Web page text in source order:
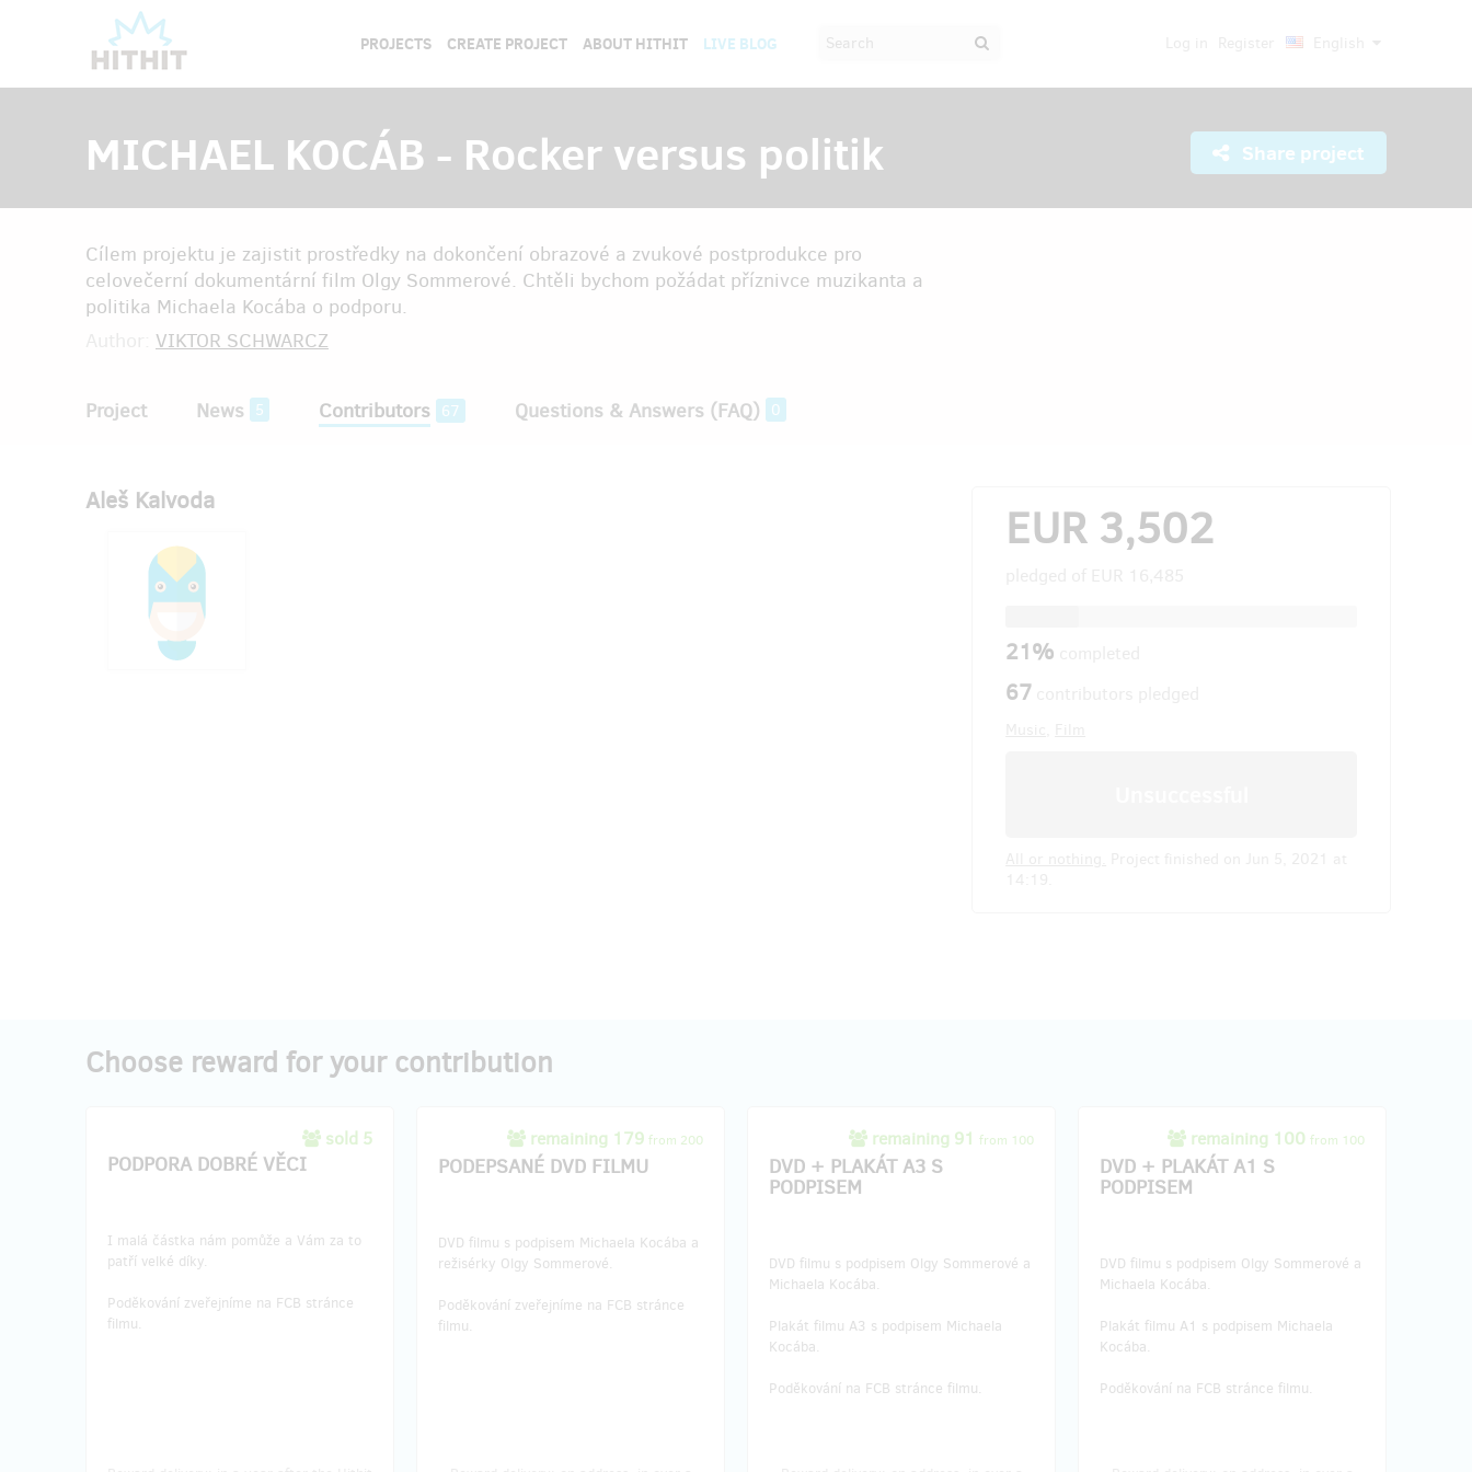
PROJECTS CREATE PROJECT ABOUT HITHIT LIVE BLOG
MICHAEL KOCÁB - Rocker versus politik Share project
Cílem projektu je zajistit prostředky na dokončení obrazové a zvukové postprodukce pro
celovečerní dokumentární film Olgy Sommerové. Chtěli bychom požádat příznivce muzikanta a
politika Michaela Kocába o podporu.
VIKTOR SCHWARCZ
Project News 5 Contributors 67 Questions & Answers (FAQ) 0
Aleš Kalvoda EUR 3,502
21%
67
Choose reward for your contribution
sold 5
PODPORA DOBRÉ VĚCI
I malá částka nám pomůže a Vám za to
patří velké díky.
Poděkování zveřejníme na FCB stránce
filmu.
remaining 179 from 200
PODEPSANÉ DVD FILMU
DVD filmu s podpisem Michaela Kocába a
režisérky Olgy Sommerové.
Poděkování zveřejníme na FCB stránce
filmu.
remaining 91 from 100
DVD + PLAKÁT A3 S
PODPISEM
DVD filmu s podpisem Olgy Sommerové a
Michaela Kocába.
Plakát filmu A3 s podpisem Michaela
Kocába.
Poděkování na FCB stránce filmu.
remaining 100 from 100
DVD + PLAKÁT A1 S
PODPISEM
DVD filmu s podpisem Olgy Sommerové a
Michaela Kocába.
Plakát filmu A1 s podpisem Michaela
Kocába.
Poděkování na FCB stránce filmu.